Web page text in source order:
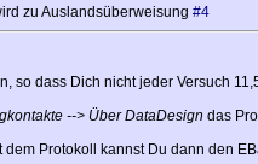
zu Auslandsüberweisung #4
so dass Dich nicht jeder Versuch
--> Über DataDesign das
Protokoll kannst Du dann den